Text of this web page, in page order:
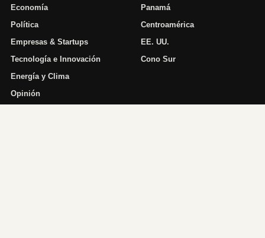
Economía
Política
Empresas & Startups
Tecnología e Innovación
Energía y Clima
Opinión
Panamá
Centroamérica
EE. UU.
Cono Sur